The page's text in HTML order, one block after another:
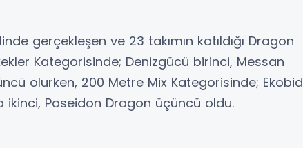
gerçekleşen ve 23 takımın katıldığı Dragon
Kategorisinde; Denizgücü birinci, Messan
olurken, 200 Metre Mix Kategorisinde; Ekobid
ikinci, Poseidon Dragon üçüncü oldu.